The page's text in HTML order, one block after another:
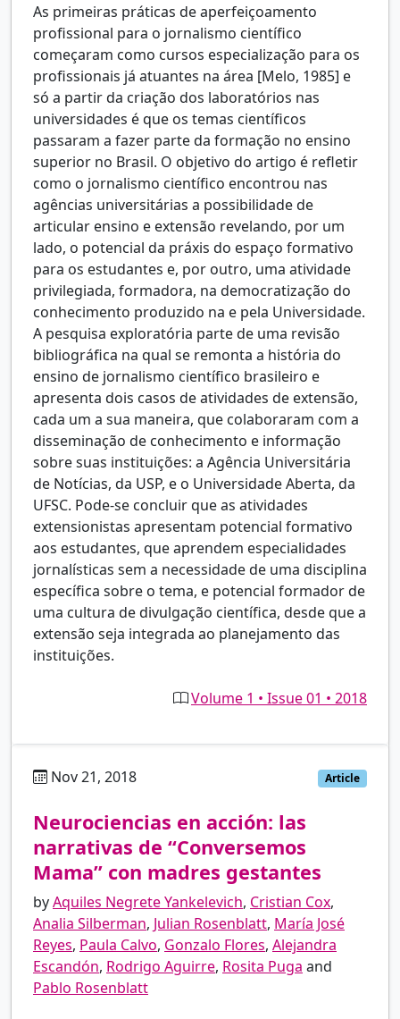
As primeiras práticas de aperfeiçoamento
profissional para o jornalismo científico
começaram como cursos especialização para os
profissionais já atuantes na área [Melo, 1985] e
só a partir da criação dos laboratórios nas
universidades é que os temas científicos
passaram a fazer parte da formação no ensino
superior no Brasil. O objetivo do artigo é refletir
como o jornalismo científico encontrou nas
agências universitárias a possibilidade de
articular ensino e extensão revelando, por um
lado, o potencial da práxis do espaço formativo
para os estudantes e, por outro, uma atividade
privilegiada, formadora, na democratização do
conhecimento produzido na e pela Universidade.
A pesquisa exploratória parte de uma revisão
bibliográfica na qual se remonta a história do
ensino de jornalismo científico brasileiro e
apresenta dois casos de atividades de extensão,
cada um a sua maneira, que colaboraram com a
disseminação de conhecimento e informação
sobre suas instituições: a Agência Universitária
de Notícias, da USP, e o Universidade Aberta, da
UFSC. Pode-se concluir que as atividades
extensionistas apresentam potencial formativo
aos estudantes, que aprendem especialidades
jornalísticas sem a necessidade de uma disciplina
específica sobre o tema, e potencial formador de
uma cultura de divulgação científica, desde que a
extensão seja integrada ao planejamento das
instituições.
Volume 1 • Issue 01 • 2018
Nov 21, 2018 Article
Neurociencias en acción: las
narrativas de “Conversemos
Mama” con madres gestantes
byAquiles Negrete Yankelevich, Cristian Cox,
Analia Silberman, Julian Rosenblatt, María José
Reyes, Paula Calvo, Gonzalo Flores, Alejandra
Escandón, Rodrigo Aguirre, Rosita Puga and
Pablo Rosenblatt